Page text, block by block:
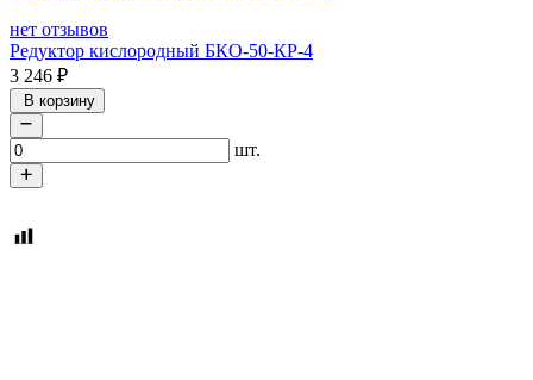
нет отзывов
Редуктор кислородный БКО-50-КР-4
3 246 ₽
В корзину
шт.